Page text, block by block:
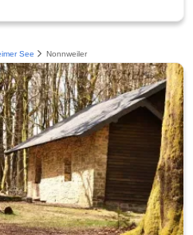
See Nonnweiler